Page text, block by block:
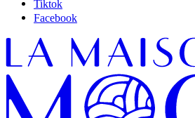
Tiktok
Facebook